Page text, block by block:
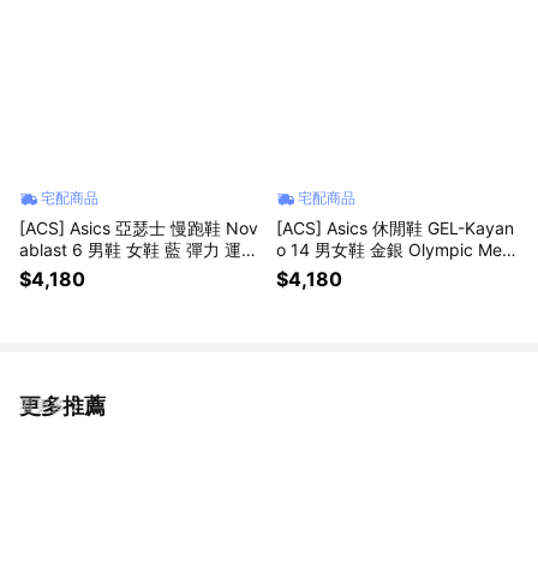
宅配商品
[ACS] Asics 亞瑟士 慢跑鞋 Nov
ablast 6 男鞋 女鞋 藍 彈力 運動
鞋 1011C243101
$4,180
宅配商品
[ACS] Asics 休閒鞋 GEL-Kayan
o 14 男女鞋 金銀 Olympic Med
als 奧運 復古 亞瑟士 1203A537
104
$4,180
更多推薦
看更多